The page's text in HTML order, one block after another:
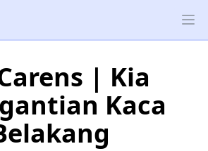
| Kia
Kaca